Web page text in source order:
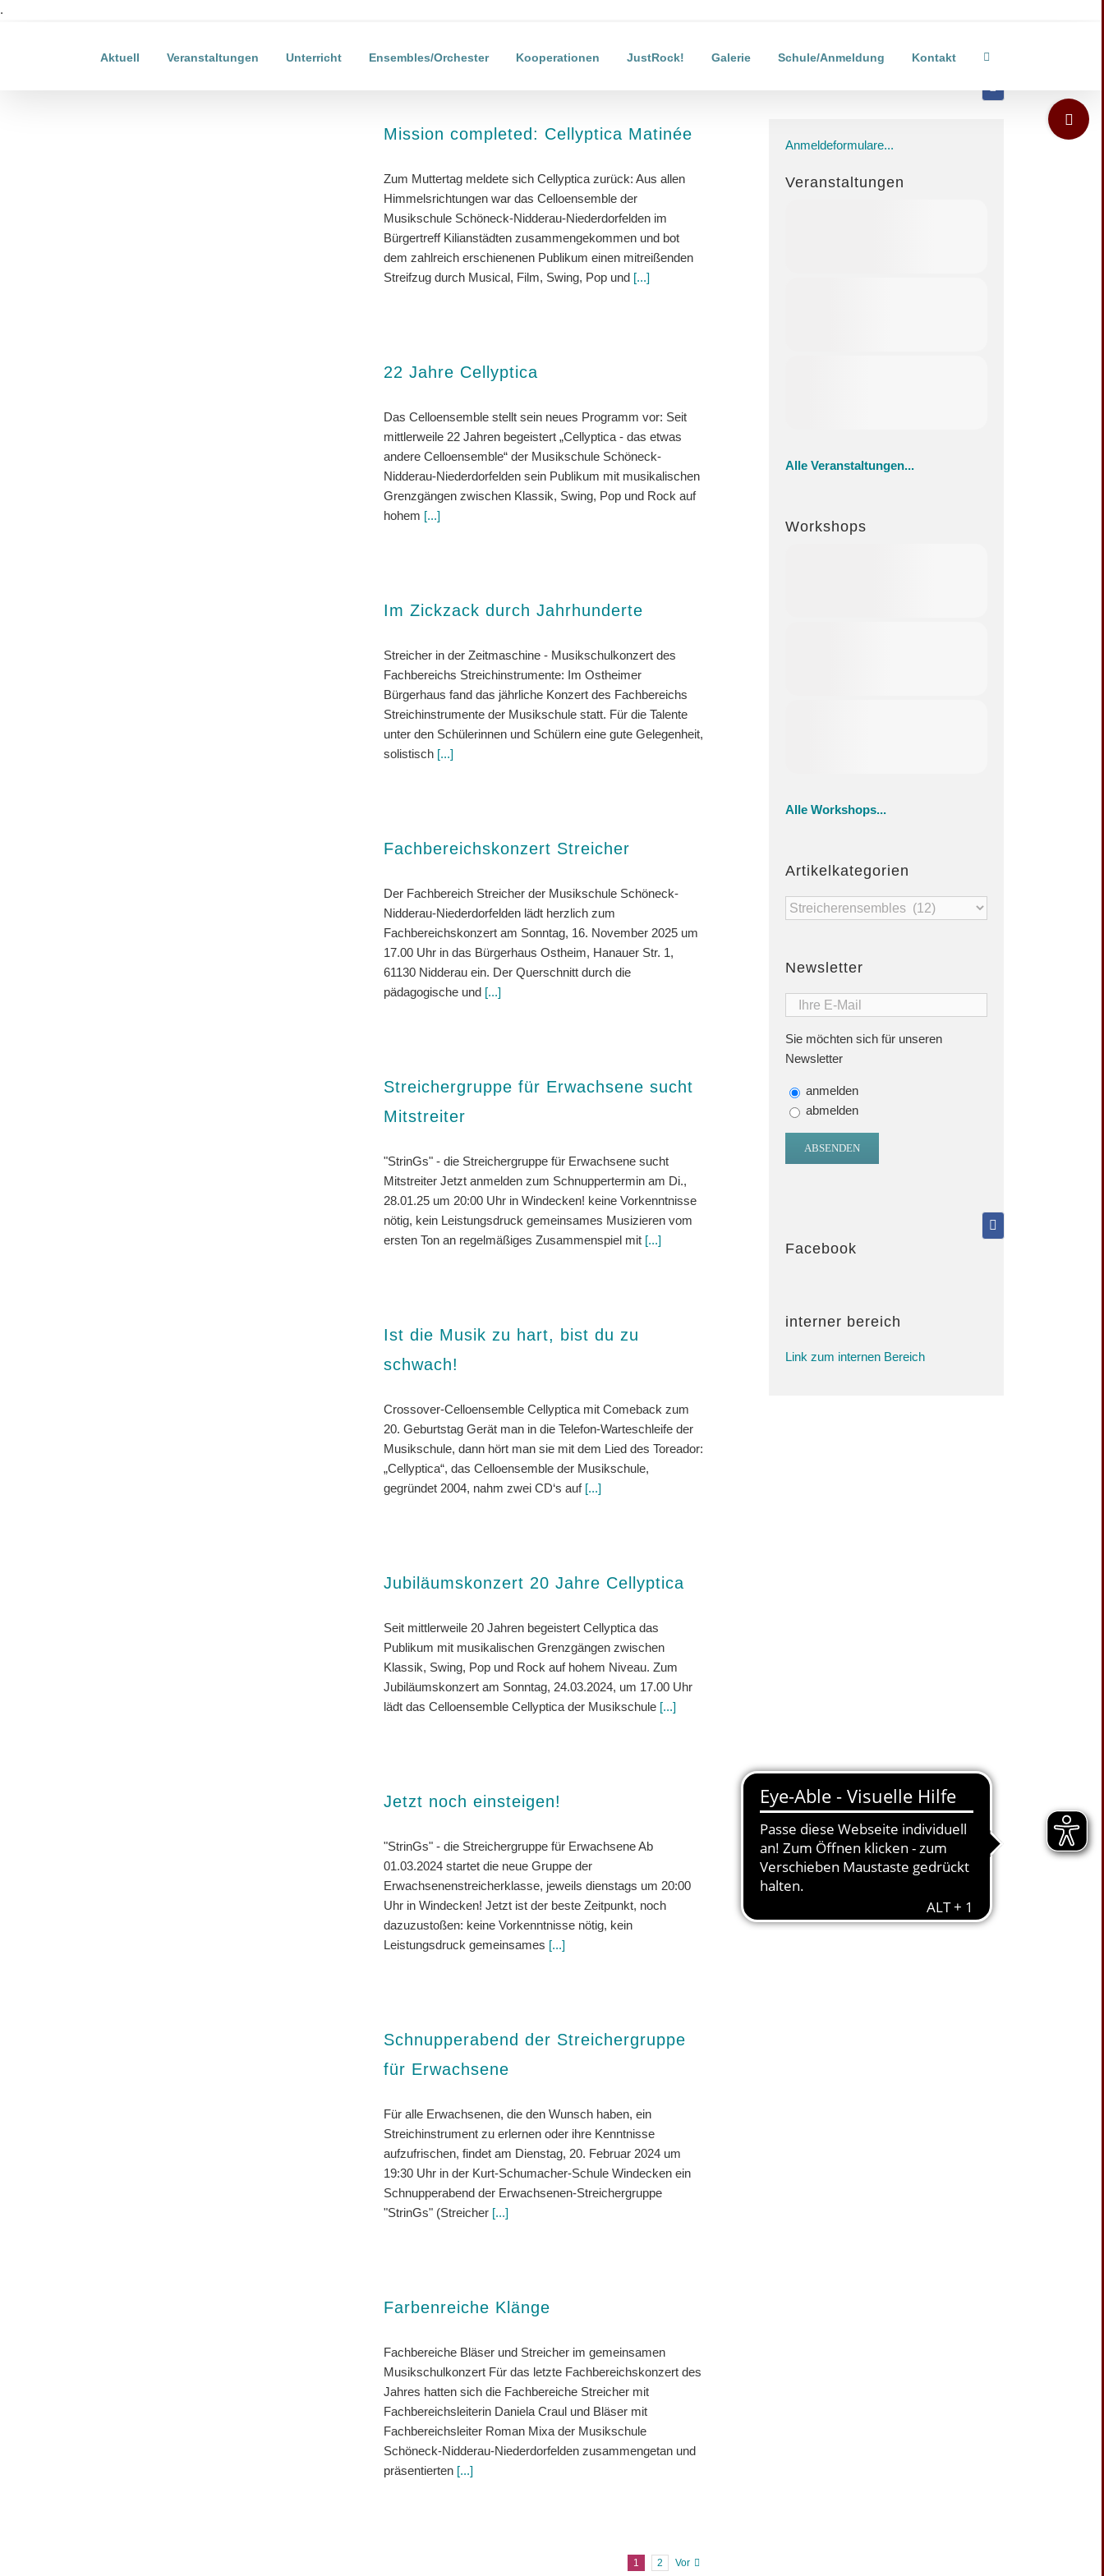
.
Aktuell Veranstaltungen Unterricht Ensembles/Orchester Kooperationen JustRock! Galerie Schule/Anmeldung Kontakt
Mission completed: Cellyptica Matinée
Zum Muttertag meldete sich Cellyptica zurück: Aus allen
Himmelsrichtungen war das Celloensemble der
Musikschule Schöneck-Nidderau-Niederdorfelden im
Bürgertreff Kilianstädten zusammengekommen und bot
dem zahlreich erschienenen Publikum einen mitreißenden
Streifzug durch Musical, Film, Swing, Pop und [...]
22 Jahre Cellyptica
Das Celloensemble stellt sein neues Programm vor: Seit
mittlerweile 22 Jahren begeistert „Cellyptica - das etwas
andere Celloensemble“ der Musikschule Schöneck-
Nidderau-Niederdorfelden sein Publikum mit musikalischen
Grenzgängen zwischen Klassik, Swing, Pop und Rock auf
hohem [...]
Im Zickzack durch Jahrhunderte
Streicher in der Zeitmaschine - Musikschulkonzert des
Fachbereichs Streichinstrumente: Im Ostheimer
Bürgerhaus fand das jährliche Konzert des Fachbereichs
Streichinstrumente der Musikschule statt. Für die Talente
unter den Schülerinnen und Schülern eine gute Gelegenheit,
solistisch [...]
Fachbereichskonzert Streicher
Der Fachbereich Streicher der Musikschule Schöneck-
Nidderau-Niederdorfelden lädt herzlich zum
Fachbereichskonzert am Sonntag, 16. November 2025 um
17.00 Uhr in das Bürgerhaus Ostheim, Hanauer Str. 1,
61130 Nidderau ein. Der Querschnitt durch die
pädagogische und [...]
Streichergruppe für Erwachsene sucht
Mitstreiter
"StrinGs" - die Streichergruppe für Erwachsene sucht
Mitstreiter Jetzt anmelden zum Schnuppertermin am Di.,
28.01.25 um 20:00 Uhr in Windecken! keine Vorkenntnisse
nötig, kein Leistungsdruck gemeinsames Musizieren vom
ersten Ton an regelmäßiges Zusammenspiel mit [...]
Ist die Musik zu hart, bist du zu
schwach!
Crossover-Celloensemble Cellyptica mit Comeback zum
20. Geburtstag Gerät man in die Telefon-Warteschleife der
Musikschule, dann hört man sie mit dem Lied des Toreador:
„Cellyptica“, das Celloensemble der Musikschule,
gegründet 2004, nahm zwei CD‘s auf [...]
Jubiläumskonzert 20 Jahre Cellyptica
Seit mittlerweile 20 Jahren begeistert Cellyptica das
Publikum mit musikalischen Grenzgängen zwischen
Klassik, Swing, Pop und Rock auf hohem Niveau. Zum
Jubiläumskonzert am Sonntag, 24.03.2024, um 17.00 Uhr
lädt das Celloensemble Cellyptica der Musikschule [...]
Jetzt noch einsteigen!
"StrinGs" - die Streichergruppe für Erwachsene Ab
01.03.2024 startet die neue Gruppe der
Erwachsenenstreicherklasse, jeweils dienstags um 20:00
Uhr in Windecken! Jetzt ist der beste Zeitpunkt, noch
dazuzustoßen: keine Vorkenntnisse nötig, kein
Leistungsdruck gemeinsames [...]
Schnupperabend der Streichergruppe
für Erwachsene
Für alle Erwachsenen, die den Wunsch haben, ein
Streichinstrument zu erlernen oder ihre Kenntnisse
aufzufrischen, findet am Dienstag, 20. Februar 2024 um
19:30 Uhr in der Kurt-Schumacher-Schule Windecken ein
Schnupperabend der Erwachsenen-Streichergruppe
"StrinGs" (Streicher [...]
Farbenreiche Klänge
Fachbereiche Bläser und Streicher im gemeinsamen
Musikschulkonzert Für das letzte Fachbereichskonzert des
Jahres hatten sich die Fachbereiche Streicher mit
Fachbereichsleiterin Daniela Craul und Bläser mit
Fachbereichsleiter Roman Mixa der Musikschule
Schöneck-Nidderau-Niederdorfelden zusammengetan und
präsentierten [...]
1 2 Vor
Anmeldeformulare...
Veranstaltungen
Alle Veranstaltungen...
Workshops
Alle Workshops...
Artikelkategorien
Artikelkategorien
Newsletter
Sie möchten sich für unseren
Newsletter
anmelden
abmelden
Facebook
interner bereich
Link zum internen Bereich
Toggle
Sliding